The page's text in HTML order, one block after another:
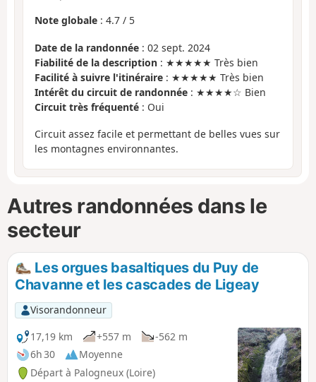
Note globale : 4.7 / 5
Date de la randonnée : 02 sept. 2024
Fiabilité de la description : ★★★★★ Très bien
Facilité à suivre l'itinéraire : ★★★★★ Très bien
Intérêt du circuit de randonnée : ★★★★☆ Bien
Circuit très fréquenté : Oui
Circuit assez facile et permettant de belles vues sur
les montagnes environnantes.
Autres randonnées dans le
secteur
Les orgues basaltiques du Puy de
Chavanne et les cascades de Ligeay
Visorandonneur
17,19 km
+557 m
-562 m
6h 30
Moyenne
Départ à Palogneux (Loire)